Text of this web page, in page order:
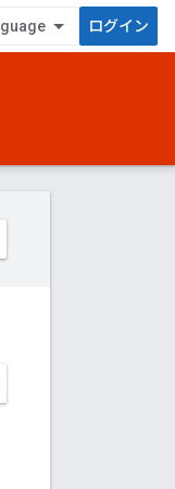
ログイン